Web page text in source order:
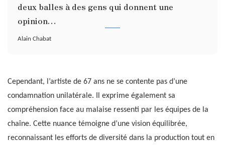
deux balles à des gens qui donnent une
opinion…
Alain Chabat
Cependant, l’artiste de 67 ans ne se contente pas d’une
condamnation unilatérale. Il exprime également sa
compréhension face au malaise ressenti par les équipes de la
chaîne. Cette nuance témoigne d’une vision équilibrée,
reconnaissant les efforts de diversité dans la production tout en